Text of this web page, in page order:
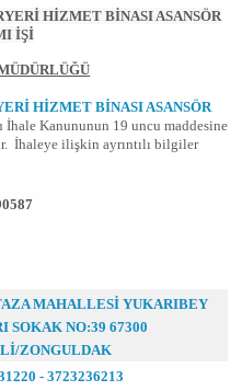
HİZMET BİNASI ASANSÖR
İŞİ
HİZMET BİNASI ASANSÖR
İhale Kanununun 19 uncu maddesine
İhaleye ilişkin ayrıntılı bilgiler
MAHALLESİ YUKARIBEY
SOKAK NO:39 67300
ZONGULDAK
- 3723236213